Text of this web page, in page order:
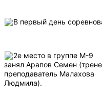
В первый день
2е место в группе М-9
занял Арапов Семен
преподаватель Малахова
Людмила).